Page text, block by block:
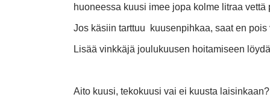
huoneessa kuusi imee jopa kolme litraa vettä
Jos käsiin tarttuu kuusenpihkaa, saat en
Lisää vinkkäjä joulukuusen hoitamiseen
Aito kuusi, tekokuusi vai ei kuusta laisinkaan?